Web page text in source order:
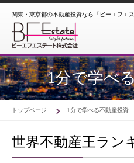
関東・東京都の不動産投資なら「ビーエフエ
1分で学べ
トップページ 1分で学べる不動産投資
世界不動産王ラン